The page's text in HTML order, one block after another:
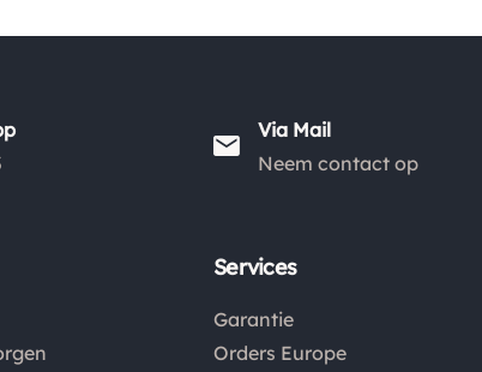
Via Mail
Neem contact op
Services
Garantie
Orders Europe